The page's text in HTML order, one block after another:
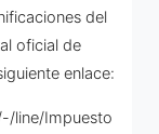
del
oficial de
enlace:
line/Impuesto